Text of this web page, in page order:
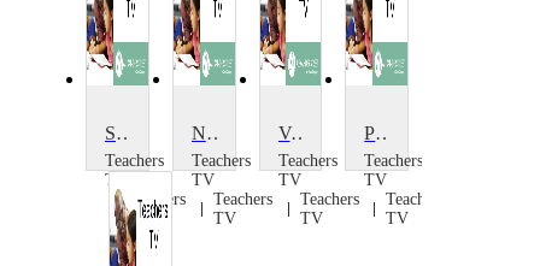
Secondary Science: Forces and Motion
Teachers
TV
Teachers
TV
New Technology: The Issues
Teachers
TV
Teachers
TV
Voting Technology
Teachers
TV
Teachers
TV
Primary Science
Teachers
TV
Teachers
TV